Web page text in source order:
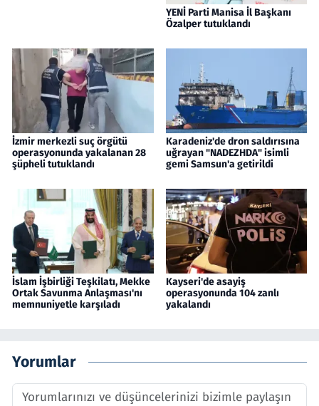
YENİ Parti Manisa İl Başkanı
Özalper tutuklandı
İzmir merkezli suç örgütü
operasyonunda yakalanan 28
şüpheli tutuklandı
Karadeniz'de dron saldırısına
uğrayan "NADEZHDA" isimli
gemi Samsun'a getirildi
İslam İşbirliği Teşkilatı, Mekke
Ortak Savunma Anlaşması'nı
memnuniyetle karşıladı
Kayseri'de asayiş
operasyonunda 104 zanlı
yakalandı
Yorumlar